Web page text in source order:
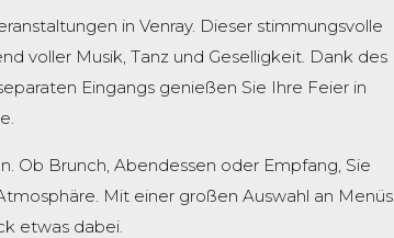
in Venray. Dieser stimmungsvolle
voller Musik, Tanz und Geselligkeit. Dank des
Eingangs genießen Sie Ihre Feier in
Ob Brunch, Abendessen oder Empfang, Sie
Mit einer großen Auswahl an Menüs
etwas dabei.